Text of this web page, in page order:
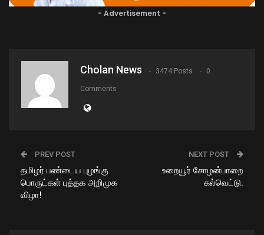
- Advertisement -
Cholan News 3474 Posts 0
Comments
PREV POST
தமிழர் பண்டைய புழங்கு
பொருட்கள் புத்தக அறிமுக
விழா!
NEXT POST
உறையூர் சோழன்பாறை
கல்வெட்டு.